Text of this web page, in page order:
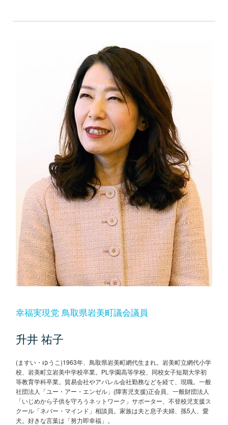
幸福実現党 鳥取県岩美町議会議員
升井 祐子
(ますい・ゆうこ)1963年、鳥取県岩美町網代生まれ。岩美町立網代小学
校、岩美町立岩美中学校卒業。PL学園高等学校、同校女子短期大学初
等教育学科卒業。貿易会社やアパレル会社勤務などを経て、現職。一般
社団法人「ユー・アー・エンゼル」(障害児支援)正会員、一般財団法人
「いじめから子供を守ろうネットワーク」サポーター、不登校児支援ス
クール「ネバー・マインド」相談員。家族は夫と息子夫婦、孫5人、愛
犬。好きな言葉は「努力即幸福」。